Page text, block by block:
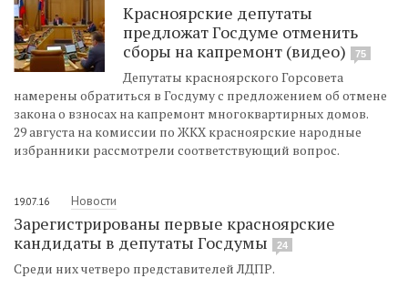
Красноярские депутаты
предложат Госдуме отменить
сборы на капремонт (видео)
75
Депутаты красноярского Горсовета
намерены обратиться в Госдуму с предложением об отмене
закона о взносах на капремонт многоквартирных домов.
29 августа на комиссии по ЖКХ красноярские народные
избранники рассмотрели соответствующий вопрос.
19.07.16 Новости
Зарегистрированы первые красноярские
кандидаты в депутаты Госдумы
24
Среди них четверо представителей ЛДПР.